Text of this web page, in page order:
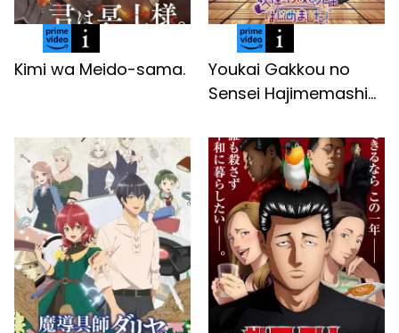
Kimi wa Meido-sama.
Youkai Gakkou no
Sensei Hajimemashi...